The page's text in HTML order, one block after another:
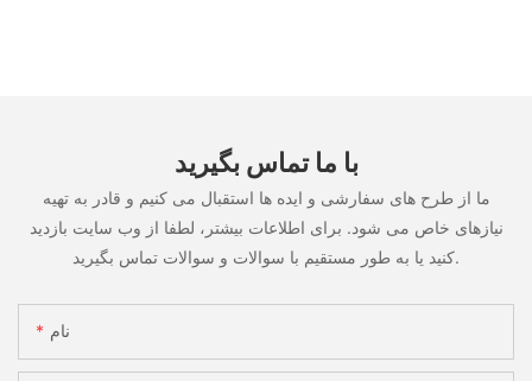
با ما تماس بگیرید
ما از طرح های سفارشی و ایده ها استقبال می کنیم و قادر به تهیه
نیازهای خاص می شود. برای اطلاعات بیشتر، لطفا از وب سایت بازدید
کنید یا به طور مستقیم با سوالات و سوالات تماس بگیرید.
نام